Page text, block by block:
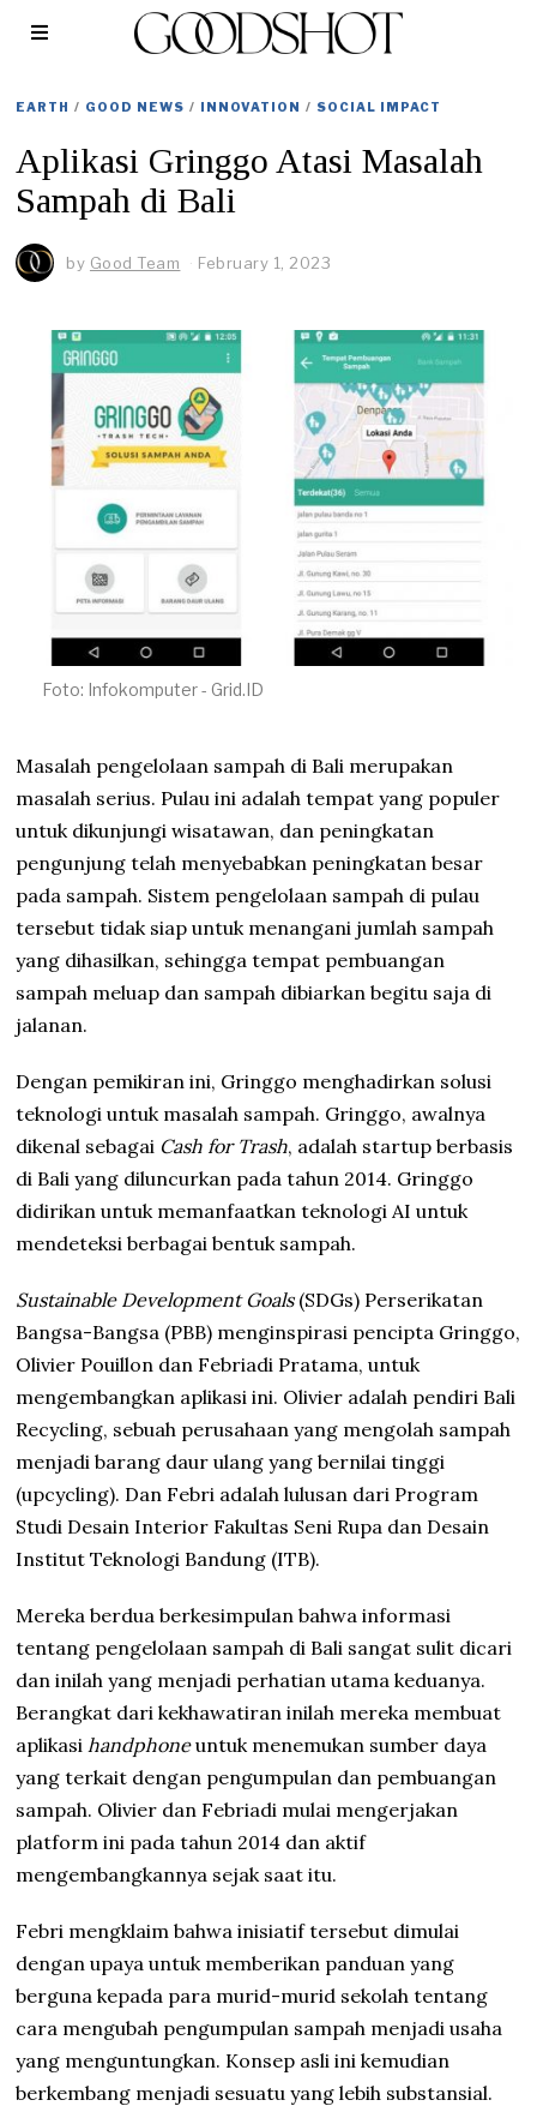
EARTH / GOOD NEWS / INNOVATION / SOCIAL IMPACT
Aplikasi Gringgo Atasi Masalah
Sampah di Bali
by Good Team February 1, 2023
r
u
r
,
2
0
2
Foto: Infokomputer - Grid.ID
Masalah pengelolaan sampah di Bali merupakan
masalah serius. Pulau ini adalah tempat yang populer
untuk dikunjungi wisatawan, dan peningkatan
pengunjung telah menyebabkan peningkatan besar
pada sampah. Sistem pengelolaan sampah di pulau
tersebut tidak siap untuk menangani jumlah sampah
yang dihasilkan, sehingga tempat pembuangan
sampah meluap dan sampah dibiarkan begitu saja di
jalanan.
Dengan pemikiran ini, Gringgo menghadirkan solusi
teknologi untuk masalah sampah. Gringgo, awalnya
dikenal sebagai Cash for Trash, adalah startup berbasis
di Bali yang diluncurkan pada tahun 2014. Gringgo
didirikan untuk memanfaatkan teknologi AI untuk
mendeteksi berbagai bentuk sampah.
Sustainable Development Goals(SDGs) Perserikatan
Bangsa-Bangsa (PBB) menginspirasi pencipta Gringgo,
Olivier Pouillon dan Febriadi Pratama, untuk
mengembangkan aplikasi ini. Olivier adalah pendiri Bali
Recycling, sebuah perusahaan yang mengolah sampah
menjadi barang daur ulang yang bernilai tinggi
(upcycling). Dan Febri adalah lulusan dari Program
Studi Desain Interior Fakultas Seni Rupa dan Desain
Institut Teknologi Bandung (ITB).
Mereka berdua berkesimpulan bahwa informasi
tentang pengelolaan sampah di Bali sangat sulit dicari
dan inilah yang menjadi perhatian utama keduanya.
Berangkat dari kekhawatiran inilah mereka membuat
aplikasi handphoneuntuk menemukan sumber daya
yang terkait dengan pengumpulan dan pembuangan
sampah. Olivier dan Febriadi mulai mengerjakan
platform ini pada tahun 2014 dan aktif
mengembangkannya sejak saat itu.
Febri mengklaim bahwa inisiatif tersebut dimulai
dengan upaya untuk memberikan panduan yang
berguna kepada para murid-murid sekolah tentang
cara mengubah pengumpulan sampah menjadi usaha
yang menguntungkan. Konsep asli ini kemudian
berkembang menjadi sesuatu yang lebih substansial.